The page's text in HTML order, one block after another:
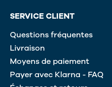
SERVICE CLIENT
Questions fréquentes
Livraison
Moyens de paiement
Payer avec Klarna - FAQ